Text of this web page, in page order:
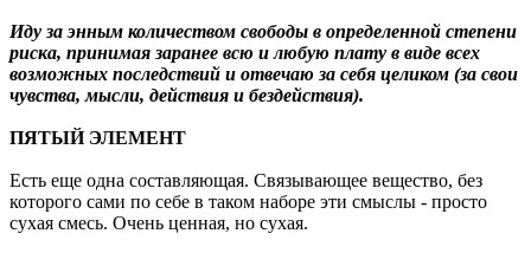
Иду за энным количеством свободы в определенной степени
риска, принимая заранее всю и любую плату в виде всех
возможных последствий и отвечаю за себя целиком (за свои
чувства, мысли, действия и бездействия).
ПЯТЫЙ ЭЛЕМЕНТ
Есть еще одна составляющая. Связывающее вещество, без
которого сами по себе в таком наборе эти смыслы - просто
сухая смесь. Очень ценная, но сухая.